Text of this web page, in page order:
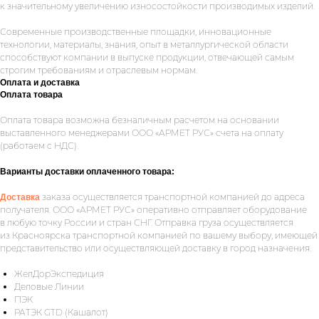
к значительному увеличению износостойкости производимых изделий.
Современные производственные площадки, инновационные
технологии, материалы, знания, опыт в металлургической области
способствуют компании в выпуске продукции, отвечающей самым
строгим требованиям и отраслевым нормам.
Оплата и доставка
Оплата товара
Оплата товара возможна безналичным расчетом на основании
выставленного менеджерами ООО «АРМЕТ РУС» счета на оплату
(работаем с НДС).
Варианты доставки оплаченного товара:
Доставка заказа осуществляется транспортной компанией до адреса
получателя. ООО «АРМЕТ РУС» оперативно отправляет оборудование
в любую точку России и стран СНГ. Отправка груза осуществляется
из Красноярска транспортной компанией по вашему выбору, имеющей
представительство или осуществляющей доставку в город назначения.
ЖелДорЭкспедиция
Деловые Линии
ПЭК
РАТЭК GTD (Кашалот)
Укажите номер телефона и ваше имя.
время.
Если у вас есть документация, которая
поможем нам лучше понять вашу
задачу — прикрепите её в поле ниже.
Ваш телефон